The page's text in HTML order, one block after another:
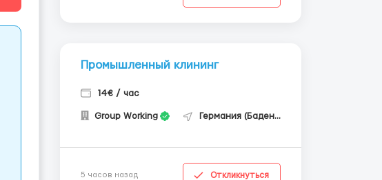
Промышленный клининг
14€ / час
Group Working Германия (Баден-Вюртемберг)
5 часов назад Откликнуться